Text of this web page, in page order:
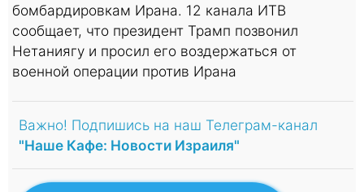
бомбардировкам Ирана. 12 канала ИТВ
сообщает, что президент Трамп позвонил
Нетаниягу и просил его воздержаться от
военной операции против Ирана
Важно! Подпишись на наш Телеграм-канал
"Наше Кафе: Новости Израиля"